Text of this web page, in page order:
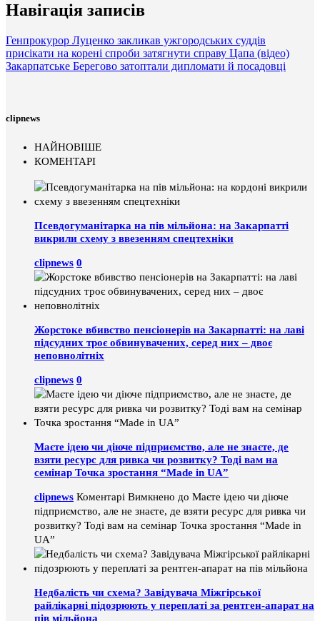
Навігація записів
Генпрокурор Луценко закликав ужгородських суддів
присікати на корені спроби затягнути справу Цапа (відео)
Закарпатське Берегово затоптали дипломати й посадовці
clipnews
НАЙНОВІШЕ
КОМЕНТАРІ
Псевдогуманітарка на пів мільйона: на Закарпатті
викрили схему з ввезенням спецтехніки
clipnews 0
Жорстоке вбивство пенсіонерів на Закарпатті: на лаві
підсудних троє обвинувачених, серед них – двоє
неповнолітніх
clipnews 0
Маєте ідею чи діюче підприємство, але не знаєте, де
взяти ресурс для ривка чи розвитку? Тоді вам на
семінар Точка зростання “Made in UA”
clipnews Коментарі Вимкнено до Маєте ідею чи діюче
підприємство, але не знаєте, де взяти ресурс для ривка чи
розвитку? Тоді вам на семінар Точка зростання “Made in
UA”
Недбалість чи схема? Завідувача Міжгірської
райлікарні підозрюють у переплаті за рентген-апарат на
пів мільйона